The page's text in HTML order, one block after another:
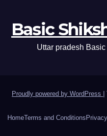
Basic
Uttar pradesh
Proudly powered by WordPress
HomeTerms and Conditions